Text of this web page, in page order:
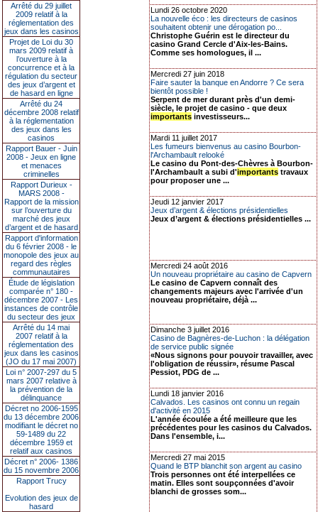
Arrêté du 29 juillet
2009 relatif à la
réglementation des
jeux dans les casinos
Projet de Loi du 30
mars 2009 relatif à
l’ouverture à la
concurrence et à la
régulation du secteur
des jeux d’argent et
de hasard en ligne
Arrêté du 24
décembre 2008 relatif
à la réglementation
des jeux dans les
casinos
Rapport Bauer - Juin
2008 - Jeux en ligne
et menaces
criminelles
Rapport Durieux -
MARS 2008 -
Rapport de la mission
sur l’ouverture du
marché des jeux
d’argent et de hasard
Rapport d'information
du 6 février 2008 - le
monopole des jeux au
regard des règles
communautaires
Étude de législation
comparée n° 180 -
décembre 2007 - Les
instances de contrôle
du secteur des jeux
Arrêté du 14 mai
2007 relatif à la
réglementation des
jeux dans les casinos
(JO du 17 mai 2007)
Loi n° 2007-297 du 5
mars 2007 relative à
la prévention de la
délinquance
Décret no 2006-1595
du 13 décembre 2006
modifiant le décret no
59-1489 du 22
décembre 1959 et
relatif aux casinos
Décret n° 2006- 1386
du 15 novembre 2006
Rapport Trucy
Evolution des jeux de
hasard
Lundi 26 octobre 2020
La nouvelle éco : les directeurs de casinos
souhaitent obtenir une dérogation po...
Christophe Guérin est le directeur du
casino Grand Cercle d'Aix-les-Bains.
Comme ses homologues, il ...
Mercredi 27 juin 2018
Faire sauter la banque en Andorre ? Ce sera
bientôt possible !
Serpent de mer durant près d'un demi-
siècle, le projet de casino - que deux
importants investisseurs...
Mardi 11 juillet 2017
Les fumeurs bienvenus au casino Bourbon-
l'Archambault relooké
Le casino du Pont-des-Chèvres à Bourbon-
l'Archambault a subi d'importants travaux
pour proposer une ...
Jeudi 12 janvier 2017
Jeux d’argent & élections présidentielles
Jeux d’argent & élections présidentielles ...
Mercredi 24 août 2016
Un nouveau propriétaire au casino de Capvern
Le casino de Capvern connaît des
changements majeurs avec l'arrivée d'un
nouveau propriétaire, déjà ...
Dimanche 3 juillet 2016
Casino de Bagnères-de-Luchon : la délégation
de service public signée
«Nous signons pour pouvoir travailler, avec
l'obligation de réussir», résume Pascal
Pessiot, PDG de ...
Lundi 18 janvier 2016
Calvados. Les casinos ont connu un regain
d'activité en 2015
L'année écoulée a été meilleure que les
précédentes pour les casinos du Calvados.
Dans l'ensemble, i...
Mercredi 27 mai 2015
Quand le BTP blanchit son argent au casino
Trois personnes ont été interpellées ce
matin. Elles sont soupçonnées d'avoir
blanchi de grosses som...